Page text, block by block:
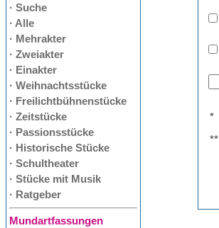
· Suche
· Alle
· Mehrakter
· Zweiakter
· Einakter
· Weihnachtsstücke
· Freilichtbühnenstücke
· Zeitstücke
· Passionsstücke
· Historische Stücke
· Schultheater
· Stücke mit Musik
· Ratgeber
Mundartfassungen
*
**